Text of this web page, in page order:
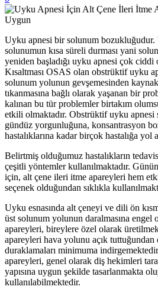
Uyku apnesi bir solunum bozukluğudur.
solunumun kısa süreli durması yani
yeniden başladığı uyku apnesi çok ciddi
Kısaltması OSAS olan obstrüktif uyku
solunum yolunun gevşemesinden
tıkanmasına bağlı olarak yaşanan bir
kalınan bu tür problemler birtakım
etkili olmaktadır. Obstrüktif uyku apnesi
gündüz yorgunluğuna, konsantrasyon
hastalıklarına kadar birçok hastalığa yol
Belirtmiş olduğumuz hastalıkların
çeşitli yöntemler kullanılmaktadır.
için, alt çene ileri itme apareyleri hem
seçenek olduğundan sıklıkla
Uyku esnasında alt çeneyi ve dili ön
üst solunum yolunun daralmasına engel
apareyleri, bireylere özel olarak
apareyleri hava yolunu açık tuttuğundan
duraklamaları minimuma
apareyleri, genel olarak diş hekimleri
yapısına uygun şekilde tasarlanmakta
kullanılabilmektedir.